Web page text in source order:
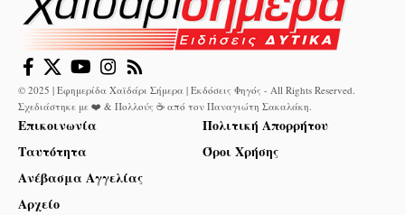
© 2025 | Εφημερίδα Χαϊδάρι Σήμερα | Εκδόσεις Φηγός - All Rights Reserved.
Σχεδιάστηκε με ❤️ & Πολλούς ☕ από τον Παναγιώτη Σακαλάκη.
Επικοινωνία
Ταυτότητα
Ανέβασμα Αγγελίας
Αρχείο
Πολιτική Απορρήτου
Όροι Χρήσης